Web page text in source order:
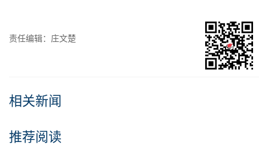
责任编辑：庄文楚
相关新闻
推荐阅读